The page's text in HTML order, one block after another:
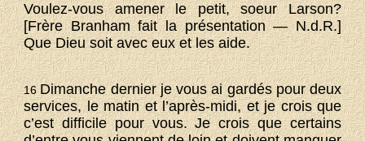
Voulez-vous amener le petit, soeur Larson?
[Frère Branham fait la présentation — N.d.R.]
Que Dieu soit avec eux et les aide.
16Dimanche dernier je vous ai gardés pour deux
services, le matin et l’après-midi, et je crois que
c’est difficile pour vous. Je crois que certains